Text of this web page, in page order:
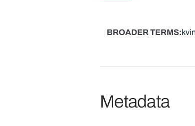
BROADER TERMS
Metadata